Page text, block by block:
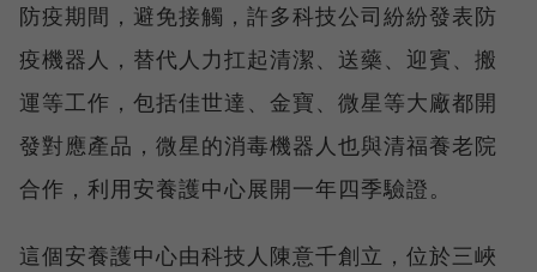
防疫期間，避免接觸，許多科技公司紛紛發表防
疫機器人，替代人力扛起清潔、送藥、迎賓、搬
運等工作，包括佳世達、金寶、微星等大廠都開
發對應產品，微星的消毒機器人也與清福養老院
合作，利用安養護中心展開一年四季驗證。
這個安養護中心由科技人陳意千創立，位於三峽